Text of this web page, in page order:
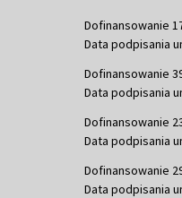
Dofinansowanie
Data podpisania
Dofinansowanie
Data podpisania
Dofinansowanie
Data podpisania
Dofinansowanie
Data podpisania